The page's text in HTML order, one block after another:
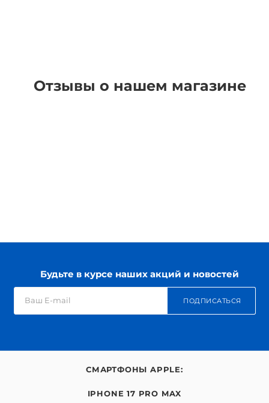
Отзывы о нашем магазине
Будьте в курсе наших акций и новостей
ПОДПИСАТЬСЯ
СМАРТФОНЫ APPLE:
IPHONE 17 PRO MAX